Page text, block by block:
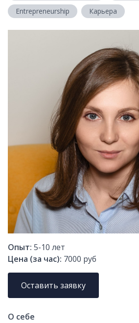
Entrepreneurship
Карьера
Опыт: 5-10 лет
Цена (за час): 7000 руб
Оставить заявку
О себе